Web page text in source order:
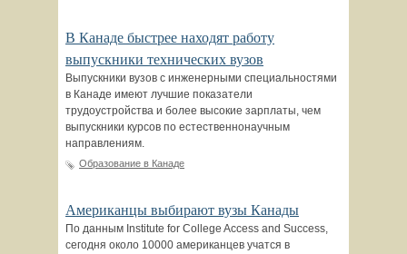
В Канаде быстрее находят работу
выпускники технических вузов
Выпускники вузов с инженерными специальностями
в Канаде имеют лучшие показатели
трудоустройства и более высокие зарплаты, чем
выпускники курсов по естественнонаучным
направлениям.
Образование в Канаде
Американцы выбирают вузы Канады
По данным Institute for College Access and Success,
сегодня около 10000 американцев учатся в